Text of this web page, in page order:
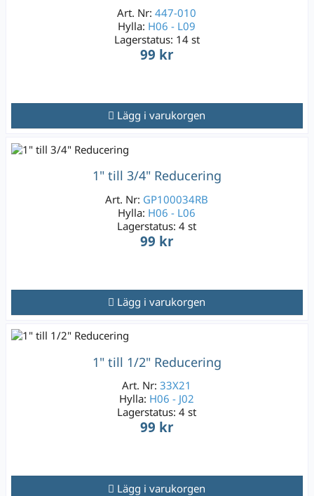
Art. Nr:447-010
Hylla: H06 - L09
Lagerstatus: 14 st
99 kr
Lägg i varukorgen
1" till 3/4" Reducering
Art. Nr: GP100034RB
Hylla: H06 - L06
Lagerstatus:4 st
99 kr
Lägg i varukorgen
1" till 1/2" Reducering
Art. Nr:33X21
Hylla: H06 - J02
Lagerstatus:4 st
99 kr
Lägg i varukorgen